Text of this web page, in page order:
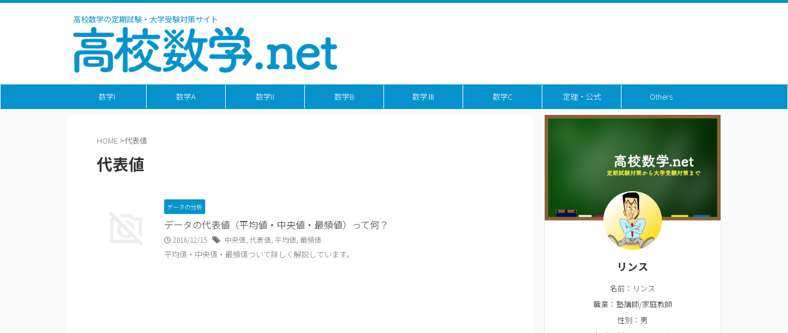
高校数学の定期試験・大学受験対策サイト
数学I 数学A 数学II 数学B 数学Ⅲ 数学C 定理・公式 Others
HOME >代表値
代表値
データの分析
データの代表値（平均値・中央値・最頻値）って何？
2016/12/15 中央値 代表値 平均値 最頻値
平均値・中央値・最頻値ついて詳しく解説しています。
リンス
名前：リンス
職業：塾講師/家庭教師
性別：男